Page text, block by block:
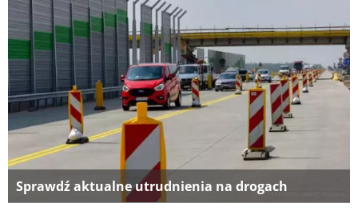
Sprawdź aktualne utrudnienia na drogach